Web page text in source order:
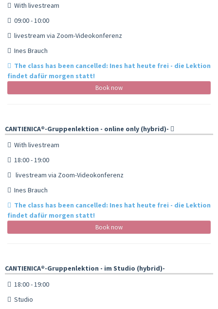
With livestream
09:00 - 10:00
livestream via Zoom-Videokonferenz
Ines Brauch
The class has been cancelled: Ines hat heute frei - die Lektion
findet dafür morgen statt!
Book now
CANTIENICA®️-Gruppenlektion - online only (hybrid)-
With livestream
18:00 - 19:00
livestream via Zoom-Videokonferenz
Ines Brauch
The class has been cancelled: Ines hat heute frei - die Lektion
findet dafür morgen statt!
Book now
CANTIENICA®️-Gruppenlektion - im Studio (hybrid)-
18:00 - 19:00
Studio